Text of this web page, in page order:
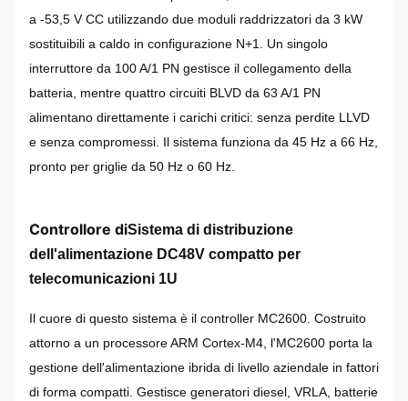
a -53,5 V CC utilizzando due moduli raddrizzatori da 3 kW
sostituibili a caldo in configurazione N+1. Un singolo
interruttore da 100 A/1 PN gestisce il collegamento della
batteria, mentre quattro circuiti BLVD da 63 A/1 PN
alimentano direttamente i carichi critici: senza perdite LLVD
e senza compromessi. Il sistema funziona da 45 Hz a 66 Hz,
pronto per griglie da 50 Hz o 60 Hz.
Controllore diSistema di distribuzione
dell'alimentazione DC48V compatto per
telecomunicazioni 1U
Il cuore di questo sistema è il controller MC2600. Costruito
attorno a un processore ARM Cortex-M4, l'MC2600 porta la
gestione dell'alimentazione ibrida di livello aziendale in fattori
di forma compatti. Gestisce generatori diesel, VRLA, batterie